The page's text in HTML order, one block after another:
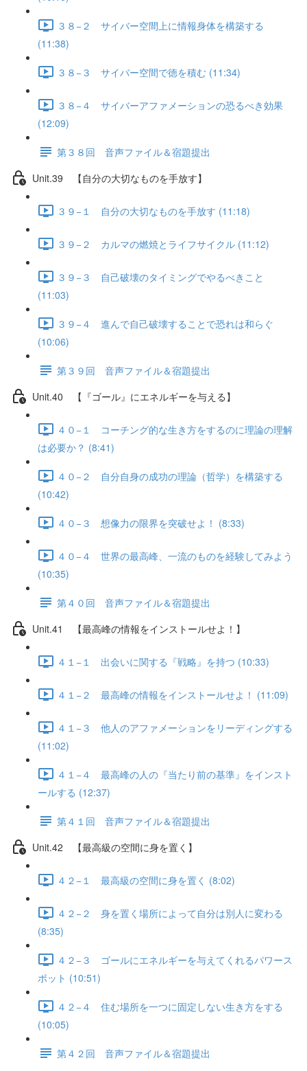
３８−２ サイバー空間上に情報身体を構築する
(11:38)
３８−３ サイバー空間で徳を積む (11:34)
３８−４ サイバーアファメーションの恐るべき効果
(12:09)
第３８回 音声ファイル＆宿題提出
Unit.39 【自分の大切なものを手放す】
３９−１ 自分の大切なものを手放す (11:18)
３９−２ カルマの燃焼とライフサイクル (11:12)
３９−３ 自己破壊のタイミングでやるべきこと
(11:03)
３９−４ 進んで自己破壊することで恐れは和らぐ
(10:06)
第３９回 音声ファイル＆宿題提出
Unit.40 【『ゴール』にエネルギーを与える】
４０−１ コーチング的な生き方をするのに理論の理解
は必要か？ (8:41)
４０−２ 自分自身の成功の理論（哲学）を構築する
(10:42)
４０−３ 想像力の限界を突破せよ！ (8:33)
４０−４ 世界の最高峰、一流のものを経験してみよう
(10:35)
第４０回 音声ファイル＆宿題提出
Unit.41 【最高峰の情報をインストールせよ！】
４１−１ 出会いに関する『戦略』を持つ (10:33)
４１−２ 最高峰の情報をインストールせよ！ (11:09)
４１−３ 他人のアファメーションをリーディングする
(11:02)
４１−４ 最高峰の人の『当たり前の基準』をインスト
ールする (12:37)
第４１回 音声ファイル＆宿題提出
Unit.42 【最高級の空間に身を置く】
４２−１ 最高級の空間に身を置く (8:02)
４２−２ 身を置く場所によって自分は別人に変わる
(8:35)
４２−３ ゴールにエネルギーを与えてくれるパワース
ポット (10:51)
４２−４ 住む場所を一つに固定しない生き方をする
(10:05)
第４２回 音声ファイル＆宿題提出